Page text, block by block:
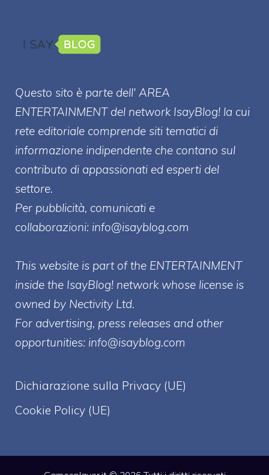
Questo sito è parte dell' AREA
ENTERTAINMENT del network IsayBlog! la cui
rete editoriale comprende siti tematici di
informazione indipendente che contano sul
contributo di appassionati ed esperti del
settore.
Per pubblicità, comunicati e
collaborazioni: info@isayblog.com
This website is part of the ENTERTAINMENT
inside the IsayBlog! network whose license is
owned by Nectivity Ltd.
For advertising, press releases and other
opportunities: info@isayblog.com
Dichiarazione sulla Privacy (UE)
Cookie Policy (UE)